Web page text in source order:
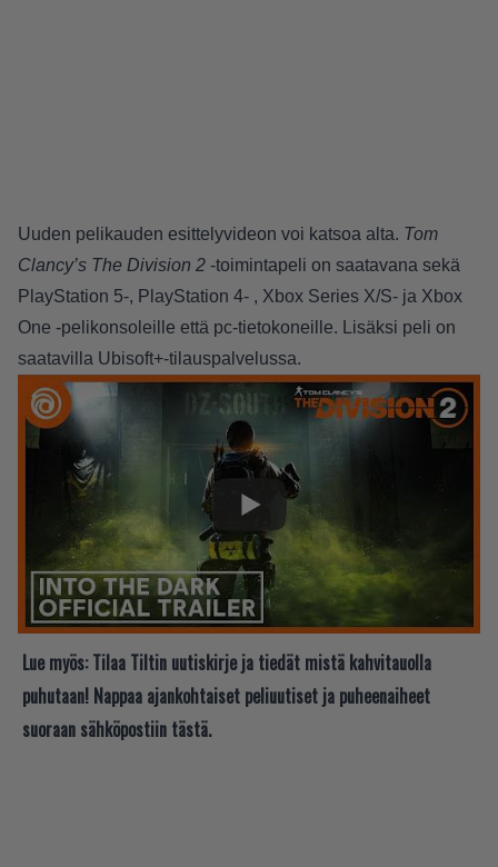
Uuden pelikauden esittelyvideon voi katsoa alta. Tom
Clancy’s The Division 2 -toimintapeli on saatavana sekä
PlayStation 5-, PlayStation 4- , Xbox Series X/S- ja Xbox
One -pelikonsoleille että pc-tietokoneille. Lisäksi peli on
saatavilla Ubisoft+-tilauspalvelussa.
Lue myös: Tilaa Tiltin uutiskirje ja tiedät mistä kahvitauolla
puhutaan! Nappaa ajankohtaiset peliuutiset ja puheenaiheet
suoraan sähköpostiin tästä.